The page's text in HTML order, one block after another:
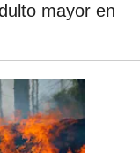
mayor en